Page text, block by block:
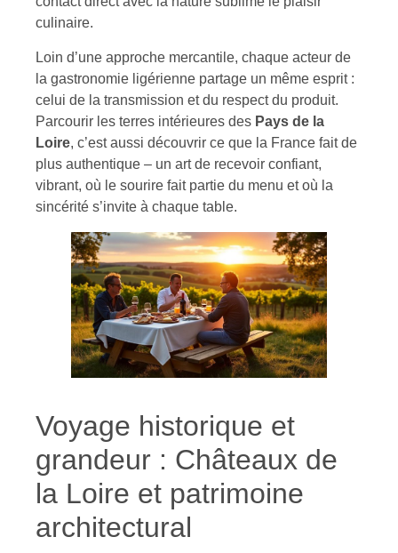
culinaire.
Loin d’une approche mercantile, chaque acteur de
la gastronomie ligérienne partage un même esprit :
celui de la transmission et du respect du produit.
Parcourir les terres intérieures des Pays de la
Loire, c’est aussi découvrir ce que la France fait de
plus authentique – un art de recevoir confiant,
vibrant, où le sourire fait partie du menu et où la
sincérité s’invite à chaque table.
Voyage historique et
grandeur : Châteaux de
la Loire et patrimoine
architectural